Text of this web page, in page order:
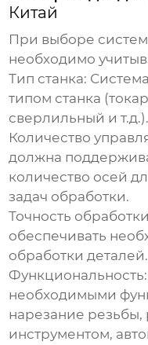
Китай
При выборе
необходимо
Тип станка:
типом станка
сверлильный и т.д.).
Количество
должна
количество осей
задач обработки.
Точность
обеспечивать
обработки деталей.
Функциональность:
необходимыми
нарезание
инструментом,